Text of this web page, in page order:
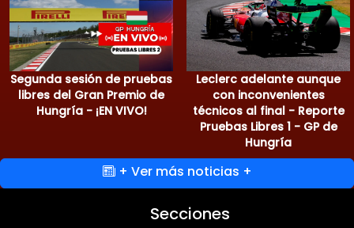
Segunda sesión de pruebas
libres del Gran Premio de
Hungría - ¡EN VIVO!
Leclerc adelante aunque
con inconvenientes
técnicos al final - Reporte
Pruebas Libres 1 - GP de
Hungría
+ Ver más noticias +
Secciones